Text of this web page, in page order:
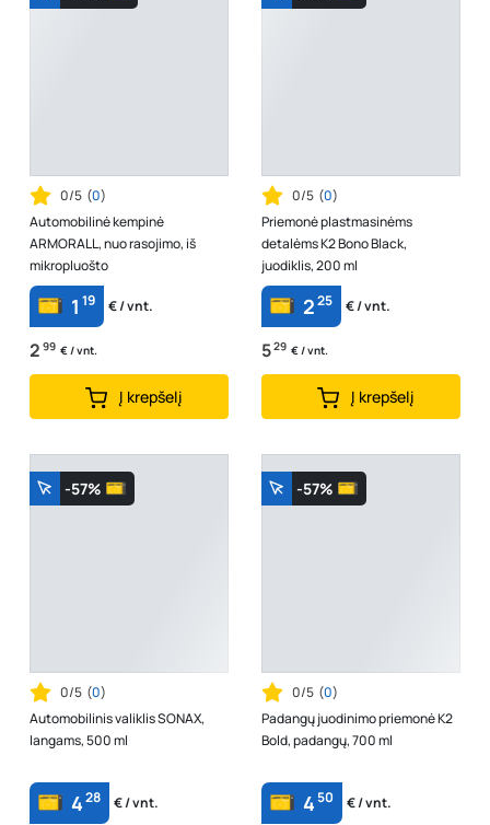
0/5 (0)
Automobilinė kempinė
ARMORALL, nuo rasojimo, iš
mikropluošto
1 19 € / vnt.
2 99 € / vnt.
Į krepšelį
0/5 (0)
Priemonė plastmasinėms
detalėms K2 Bono Black,
juodiklis, 200 ml
225 € / vnt.
529 € / vnt.
Į krepšelį
-57%
0/5 (0)
Automobilinis valiklis SONAX,
langams, 500 ml
428 € / vnt.
-57%
0/5 (0)
Padangų juodinimo priemonė K2
Bold, padangų, 700 ml
450 € / vnt.